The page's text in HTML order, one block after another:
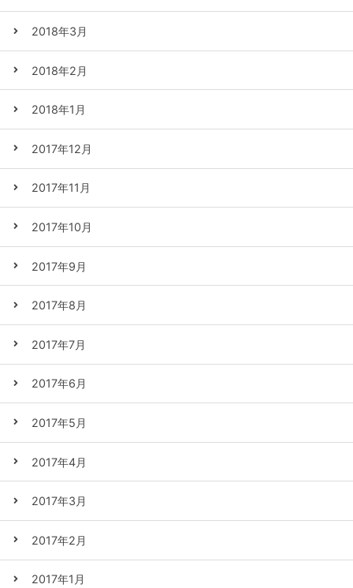
2018年3月
2018年2月
2018年1月
2017年12月
2017年11月
2017年10月
2017年9月
2017年8月
2017年7月
2017年6月
2017年5月
2017年4月
2017年3月
2017年2月
2017年1月